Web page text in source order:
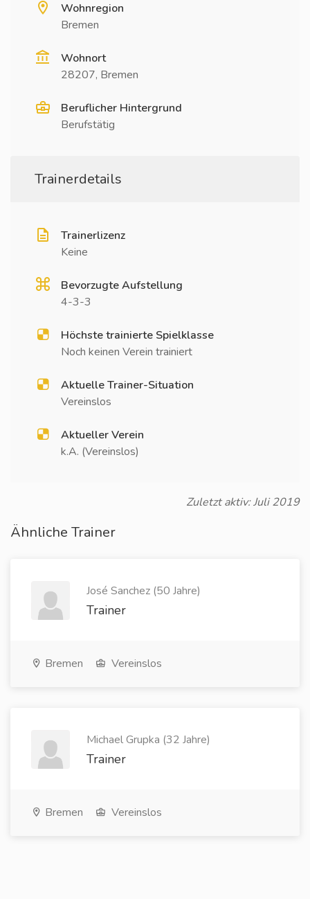
Wohnregion
Bremen
Wohnort
28207, Bremen
Beruflicher Hintergrund
Berufstätig
Trainerdetails
Trainerlizenz
Keine
Bevorzugte Aufstellung
4-3-3
Höchste trainierte Spielklasse
Noch keinen Verein trainiert
Aktuelle Trainer-Situation
Vereinslos
Aktueller Verein
k.A. (Vereinslos)
Zuletzt aktiv: Juli 2019
Ähnliche Trainer
José Sanchez (50 Jahre)
Trainer
Bremen Vereinslos
Michael Grupka (32 Jahre)
Trainer
Bremen Vereinslos